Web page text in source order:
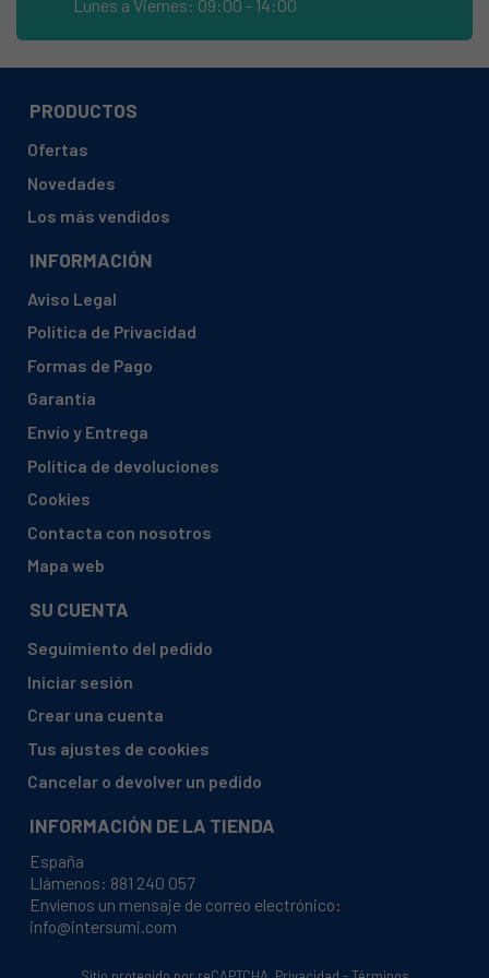
ELEKTRO-HELIOS, KF3222 (92503170200)
ELEKTRO-HELIOS, KF3222 (92503170201)
ELEKTRO-HELIOS, KF3417 (92503211602)
ELEKTRO-HELIOS, KF34210 (92503182600)
ELEKTRO-HELIOS, KF34210 (92503182602)
ELEKTRO-HELIOS, KF34210X (92503182503)
ELEKTRO-HELIOS, KF3539 (92503156402)
FAURE, FRB536MW (92503214400)
FAURE, FRB536MW (92503214401)
FAURE, FRB536MW (92503214402)
FAURE, FRB536MW (92503214403)
Lunes a Viernes: 09:00 - 14:00
PRODUCTOS
Ofertas
Novedades
Los más vendidos
INFORMACIÓN
Aviso Legal
Política de Privacidad
Formas de Pago
Garantía
Envío y Entrega
Política de devoluciones
Cookies
Contacta con nosotros
Mapa web
SU CUENTA
Seguimiento del pedido
Iniciar sesión
Crear una cuenta
Tus ajustes de cookies
Cancelar o devolver un pedido
INFORMACIÓN DE LA TIENDA
España
Llámenos: 881 240 057
Envíenos un mensaje de correo electrónico:
info@intersumi.com